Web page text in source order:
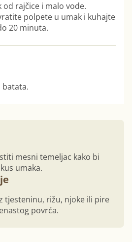
rajčice i malo vode.
polpete u umak i kuhajte
20 minuta.
batata.
mesni temeljac kako bi
umaka.
tjesteninu, rižu, njoke ili pire
povrća.